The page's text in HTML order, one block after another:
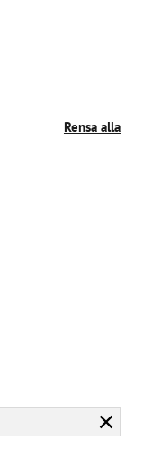
Rensa alla
Rensa